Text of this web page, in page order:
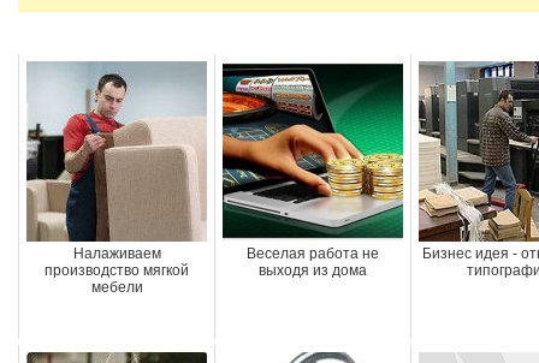
Налаживаем
производство мягкой
мебели
Веселая работа не
выходя из дома
Бизнес идея -